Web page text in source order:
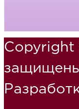
Copyright